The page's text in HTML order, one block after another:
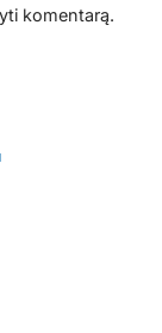
komentarą.